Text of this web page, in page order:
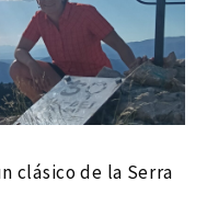
clásico de la Serra